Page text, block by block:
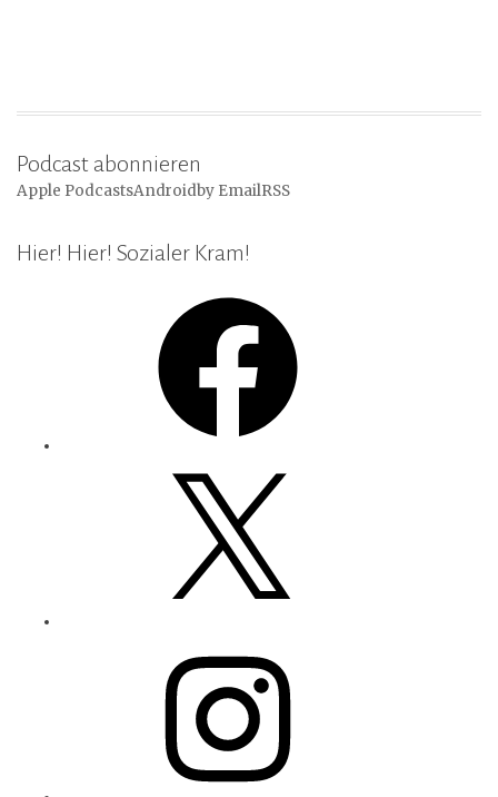
Podcast abonnieren
Apple PodcastsAndroidby EmailRSS
Hier! Hier! Sozialer Kram!